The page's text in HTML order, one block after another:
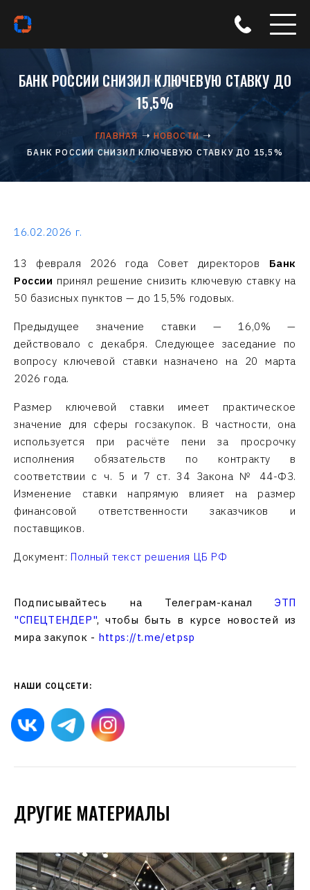
БАНК РОССИИ СНИЗИЛ КЛЮЧЕВУЮ СТАВКУ ДО
15,5%
ГЛАВНАЯ
НОВОСТИ
БАНК РОССИИ СНИЗИЛ КЛЮЧЕВУЮ СТАВКУ ДО 15,5%
16.02.2026 г.
13 февраля 2026 года Совет директоров Банк
России принял решение снизить ключевую ставку на
50 базисных пунктов — до 15,5% годовых.
Предыдущее значение ставки — 16,0% —
действовало с декабря. Следующее заседание по
вопросу ключевой ставки назначено на 20 марта
2026 года.
Размер ключевой ставки имеет практическое
значение для сферы госзакупок. В частности, она
используется при расчёте пени за просрочку
исполнения обязательств по контракту в
соответствии с ч. 5 и 7 ст. 34 Закона № 44-ФЗ.
Изменение ставки напрямую влияет на размер
финансовой ответственности заказчиков и
поставщиков.
Документ: Полный текст решения ЦБ РФ
Подписывайтесь на Телеграм-каналЭТП
"СПЕЦТЕНДЕР", чтобы быть в курсе новостей из
мира закупок - https://t.me/etpsp
НАШИ СОЦСЕТИ:
ДРУГИЕ МАТЕРИАЛЫ